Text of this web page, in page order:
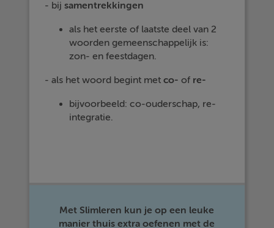
- bijsamentrekkingen
als het eerste of laatste deel van 2
woorden gemeenschappelijk is:
zon- en feestdagen.
- als het woord begint metco- of re-
bijvoorbeeld: co-ouderschap, re-
integratie.
Met Slimleren kun je op een leuke
manier thuis extra oefenen met de